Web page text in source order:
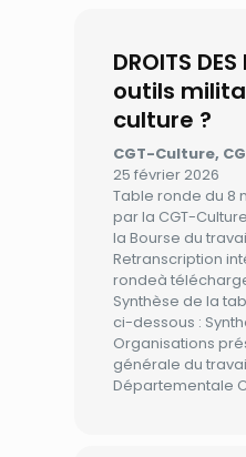
DROITS
outils
culture ?
CGT-Culture,
25 février 2026
Table ronde du 8
par la CGT-
la Bourse du
Retranscription
rondeà
Synthèse de la
ci-dessous :
Organisations
générale du
Départementale